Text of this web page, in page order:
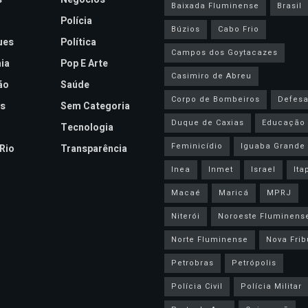
Polícia
Política
Pop E Arte
Saúde
Sem Categoria
Tecnologia
Transparência
Baixada Fluminense
Brasil
Búzios
Cabo Frio
Campos dos Goytacazes
Casimiro de Abreu
Corpo de Bombeiros
Duque de Caxias
Educação
Feminicídio
Iguaba Grande
Inea
Inmet Israel
Macaé
Maricá
MPRJ
Niterói
Noroeste
Norte Fluminense
Nova
Petrobras
Petrópolis
Polícia Civil
Polícia Militar